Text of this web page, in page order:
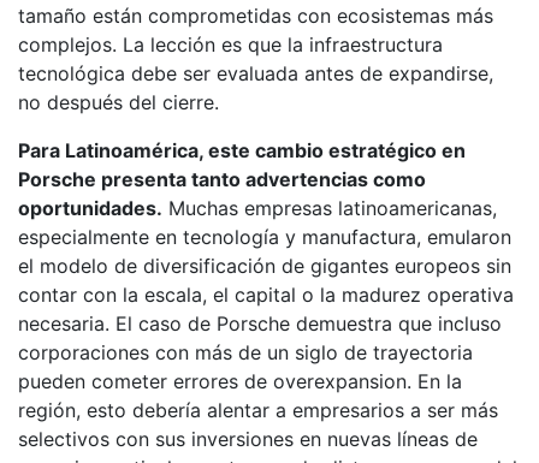
tamaño están comprometidas con ecosistemas más
complejos. La lección es que la infraestructura
tecnológica debe ser evaluada antes de expandirse,
no después del cierre.
Para Latinoamérica, este cambio estratégico en
Porsche presenta tanto advertencias como
oportunidades. Muchas empresas latinoamericanas,
especialmente en tecnología y manufactura, emularon
el modelo de diversificación de gigantes europeos sin
contar con la escala, el capital o la madurez operativa
necesaria. El caso de Porsche demuestra que incluso
corporaciones con más de un siglo de trayectoria
pueden cometer errores de overexpansion. En la
región, esto debería alentar a empresarios a ser más
selectivos con sus inversiones en nuevas líneas de